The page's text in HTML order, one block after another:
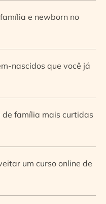
e newborn no
nascidos que você já
de família mais curtidas
um curso online de